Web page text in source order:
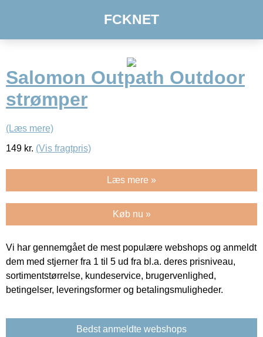
FCKNET
Salomon Outpath Outdoor
strømper
(Læs mere)
149 kr. (Vis fragtpris)
Læs mere »
Køb nu »
Vi har gennemgået de mest populære webshops og anmeldt
dem med stjerner fra 1 til 5 ud fra bl.a. deres prisniveau,
sortimentstørrelse, kundeservice, brugervenlighed,
betingelser, leveringsformer og betalingsmuligheder.
Bedst anmeldte webshops